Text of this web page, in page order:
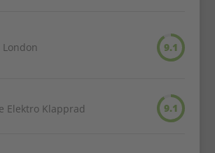
London 9.1
Elektro Klapprad 9.1